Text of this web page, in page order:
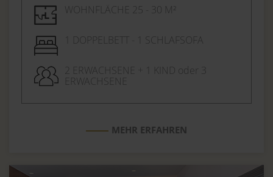
WOHNFLÄCHE 25 - 30 M²
1 DOPPELBETT - 1 SCHLAFSOFA
2 ERWACHSENE + 1 KIND oder 3
ERWACHSENE
MEHR ERFAHREN